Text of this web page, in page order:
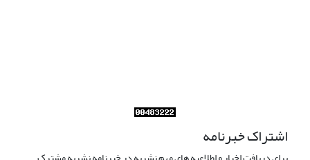
اشتراک خبرنامه